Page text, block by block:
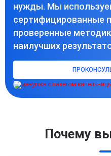
нужды. Мы
сертифицированные
проверенные
наилучших
Почему